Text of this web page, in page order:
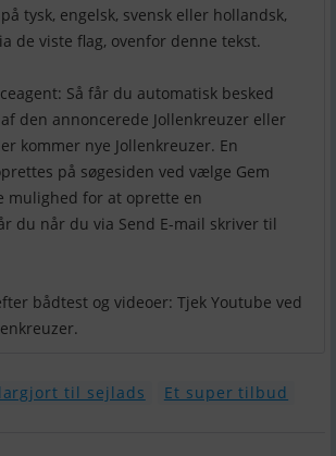
tysk, engelsk, svensk eller hollandsk,
de viste flag, ovenfor denne tekst.
Så får du automatisk besked
den annoncerede Jollenkreuzer eller
kommer nye Jollenkreuzer. En
på søgesiden ved vælge Gem
mulighed for at oprette en
du når du via Send E-mail skriver til
bådtest og videoer: Tjek Youtube ved
til sejlads Et super tilbud